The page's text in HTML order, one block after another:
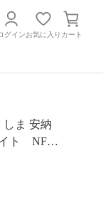
グインお気に入り カート
しま 安納
ト NFN1
貫 紫いも